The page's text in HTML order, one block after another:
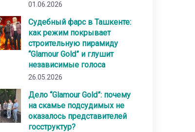
01.06.2026
Судебный фарс в Ташкенте:
как режим покрывает
строительную пирамиду
“Glamour Gold” и глушит
независимые голоса
26.05.2026
Дело “Glamour Gold”: почему
на скамье подсудимых не
оказалось представителей
госструктур?